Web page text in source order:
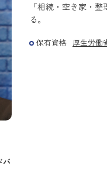
バ
「相続・空き家・
る。
保有資格 厚生労働